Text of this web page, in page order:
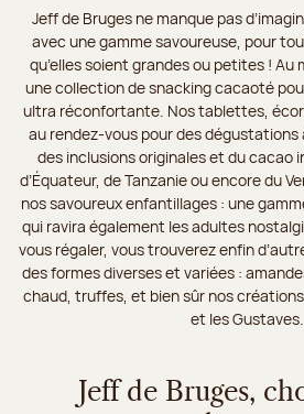
Jeff de Bruges ne manque pas
avec une gamme savoureuse, pour
qu’elles soient grandes ou petites ! Au
une collection de snacking cacaoté
ultra réconfortante. Nos tablettes,
au rendez-vous pour des dégustations
des inclusions originales et du cacao
d’Équateur, de Tanzanie ou encore du
nos savoureux enfantillages : une
qui ravira également les adultes
vous régaler, vous trouverez enfin
des formes diverses et variées :
chaud, truffes, et bien sûr nos
et les Gustaves.
Jeff de Bruges,